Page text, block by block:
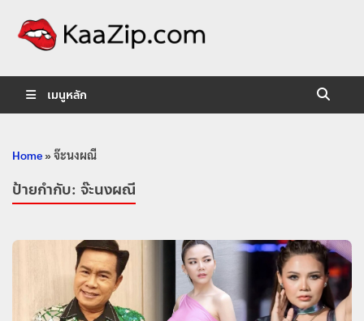
เมนูหลัก
Home»จ๊ะนงผณี
ป้ายกำกับ: จ๊ะนงผณี